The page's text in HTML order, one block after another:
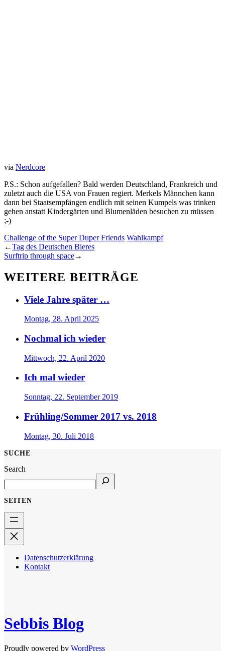
via Nerdcore
P.S.: Schon aufgefallen? Bald werden Deutschland, Frankreich und
zuletzt auch die USA von Frauen regiert. Merkels Männchen kann
dann bei Staatsempfängen endlich mit seinen Kumpels was trinken
gehen anstatt Kindergärten und Blumenläden besuchen zu müssen
;-)
Challenge of the Super Duper Friends Wahlkampf
←Tag des Deutschen Bieres
Surftrip through space→
WEITERE BEITRÄGE
Viele Jahre später …
Montag, 28. April 2025
Nochmal ich wieder
Mittwoch, 22. April 2020
Ich mal wieder
Sonntag, 22. September 2019
Frühling/Sommer 2017 vs. 2018
Montag, 30. Juli 2018
SUCHE
Search
SEITEN
Datenschutzerklärung
Kontakt
Sebbis Blog
Proudly powered by WordPress